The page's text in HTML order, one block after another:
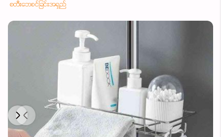
စတီးဘေစင်ခြင်းအရှည်
Previous
Next